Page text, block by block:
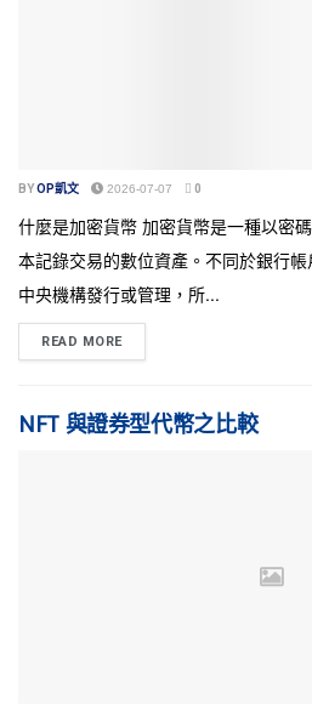
BYOP凱文 2026-07-07 0
什麼是加密貨幣 加密貨幣是一種以密
本記錄交易的數位資產。不同於銀行
中央機構發行或管理，所...
READ MORE
NFT 與證券型代幣之比較